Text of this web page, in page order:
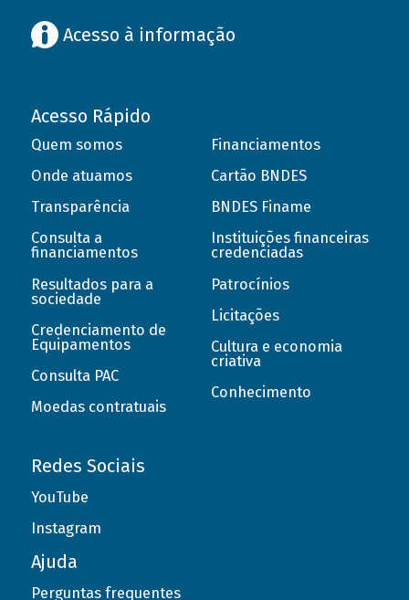
Acesso à informação
Acesso Rápido
Quem somos
Onde atuamos
Transparência
Consulta a
financiamentos
Resultados para a
sociedade
Credenciamento de
Equipamentos
Consulta PAC
Moedas contratuais
Financiamentos
Cartão BNDES
BNDES Finame
Instituições financeiras
credenciadas
Patrocínios
Licitações
Cultura e economia
criativa
Conhecimento
Redes Sociais
YouTube
Instagram
Ajuda
Perguntas frequentes